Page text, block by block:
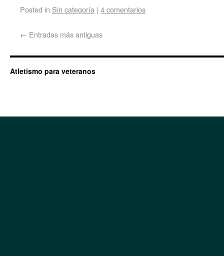
Posted in Sin categoría | 4 comentarios
← Entradas más antiguas
Atletismo para veteranos